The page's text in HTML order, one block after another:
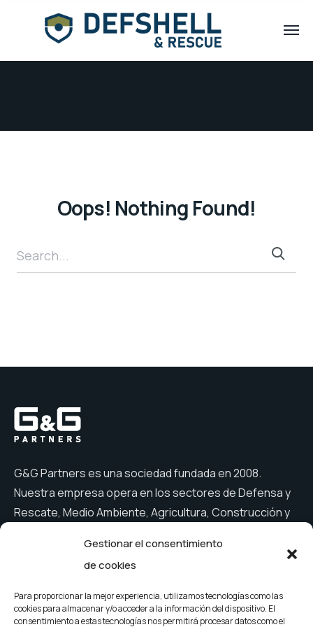
Gestionar el consentimiento
de cookies
Para proporcionar la mejor experiencia, utilizamos tecnologías como las
cookies para almacenar y/o acceder a la información del dispositivo. El
consentimiento a estas tecnologías nos permitirá procesar datos como el
Oops! Nothing Found!
Search...
G&G Partners es una sociedad fundada en 2008.
Nuestra empresa opera en los sectores de Defensa y
Rescate, Medio Ambiente, Agricultura, Construcción y
Menú